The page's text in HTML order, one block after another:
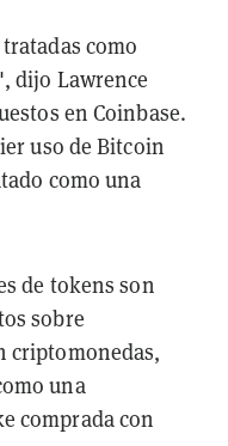
como
dijo Lawrence
en Coinbase.
uso de Bitcoin
como una
de tokens son
sobre
criptomonedas,
una
comprada con